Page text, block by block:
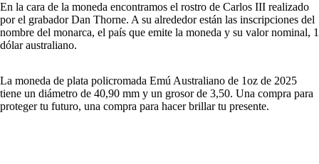
En la cara de la moneda encontramos el rostro de Carlos III realizado
por el grabador Dan Thorne. A su alrededor están las inscripciones del
nombre del monarca, el país que emite la moneda y su valor nominal, 1
dólar australiano.
La moneda de plata policromada Emú Australiano de 1oz de 2025
tiene un diámetro de 40,90 mm y un grosor de 3,50. Una compra para
proteger tu futuro, una compra para hacer brillar tu presente.